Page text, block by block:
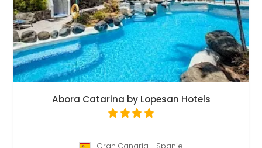
Abora Catarina by Lopesan Hotels
Gran Canaria - Spanje